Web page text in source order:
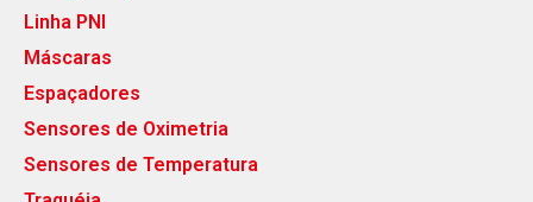
Linha PNI
Máscaras
Espaçadores
Sensores de Oximetria
Sensores de Temperatura